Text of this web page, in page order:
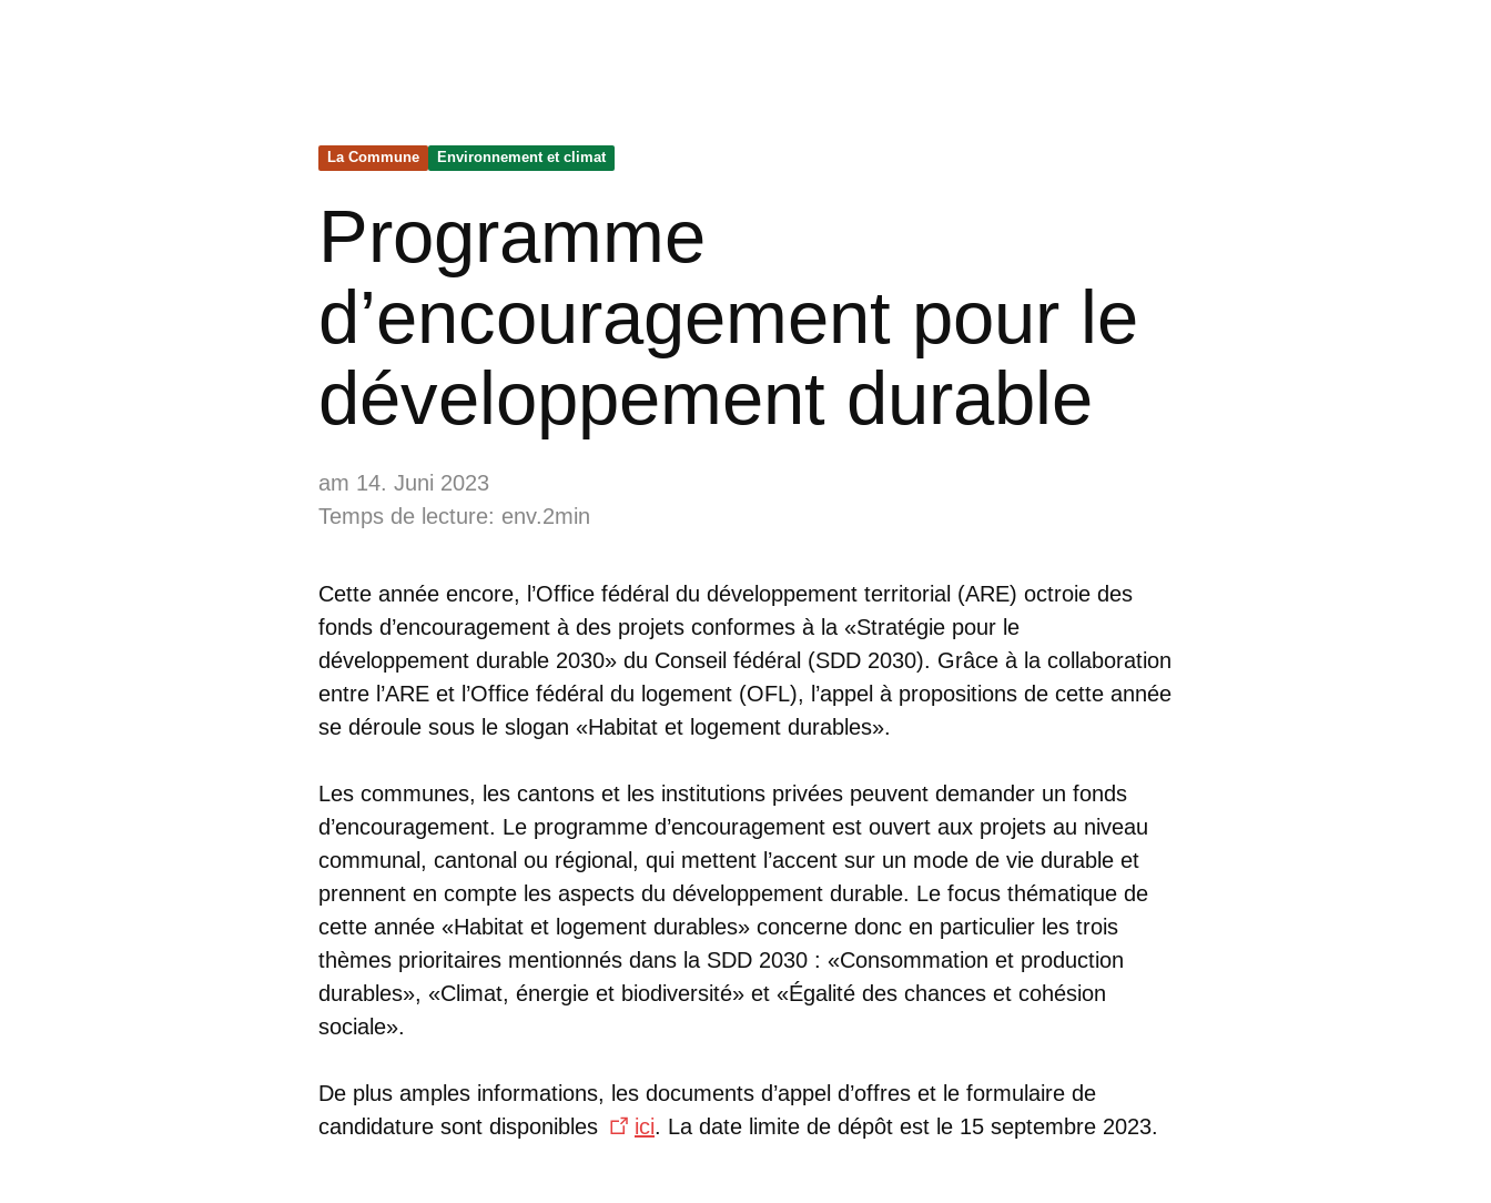
La Commune Environnement et climat
Programme
d’encouragement pour le
développement durable
am 14. Juni 2023
Temps de lecture: env.2min
Cette année encore, l’Office fédéral du développement territorial (ARE) octroie des
fonds d’encouragement à des projets conformes à la «Stratégie pour le
développement durable 2030» du Conseil fédéral (SDD 2030). Grâce à la collaboration
entre l’ARE et l’Office fédéral du logement (OFL), l’appel à propositions de cette année
se déroule sous le slogan «Habitat et logement durables».
Les communes, les cantons et les institutions privées peuvent demander un fonds
d’encouragement. Le programme d’encouragement est ouvert aux projets au niveau
communal, cantonal ou régional, qui mettent l’accent sur un mode de vie durable et
prennent en compte les aspects du développement durable. Le focus thématique de
cette année «Habitat et logement durables» concerne donc en particulier les trois
thèmes prioritaires mentionnés dans la SDD 2030 : «Consommation et production
durables», «Climat, énergie et biodiversité» et «Égalité des chances et cohésion
sociale».
De plus amples informations, les documents d’appel d’offres et le formulaire de
candidature sont disponibles
ici. La date limite de dépôt est le 15 septembre 2023.